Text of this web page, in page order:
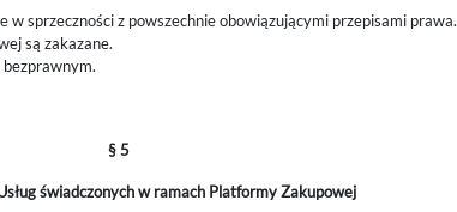
sprzeczności z powszechnie obowiązującymi przepisami prawa.
są zakazane.
§ 5
świadczonych w ramach Platformy Zakupowej